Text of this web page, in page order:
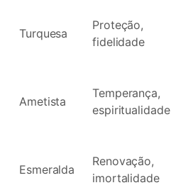
Turquesa
Proteção,
fidelidade
Ametista
Temperança,
espiritualidade
Esmeralda
Renovação,
imortalidade